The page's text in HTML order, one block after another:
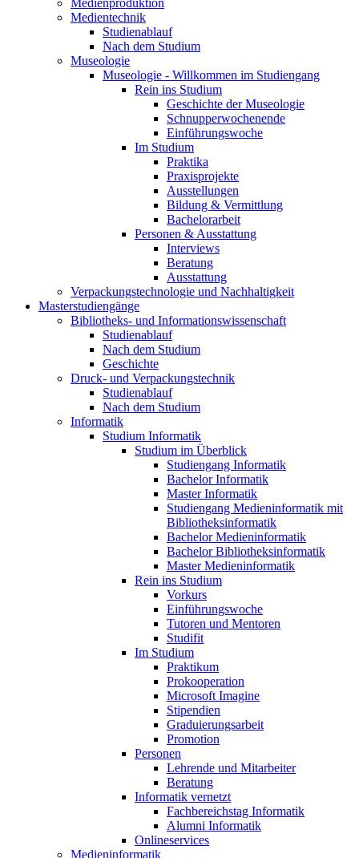
Medienproduktion
Medientechnik
Studienablauf
Nach dem Studium
Museologie
Museologie - Willkommen im Studiengang
Rein ins Studium
Geschichte der Museologie
Schnupperwochenende
Einführungswoche
Im Studium
Praktika
Praxisprojekte
Ausstellungen
Bildung & Vermittlung
Bachelorarbeit
Personen & Ausstattung
Interviews
Beratung
Ausstattung
Verpackungstechnologie und Nachhaltigkeit
Masterstudiengänge
Bibliotheks- und Informationswissenschaft
Studienablauf
Nach dem Studium
Geschichte
Druck- und Verpackungstechnik
Studienablauf
Nach dem Studium
Informatik
Studium Informatik
Studium im Überblick
Studiengang Informatik
Bachelor Informatik
Master Informatik
Studiengang Medieninformatik mit
Bibliotheksinformatik
Bachelor Medieninformatik
Bachelor Bibliotheksinformatik
Master Medieninformatik
Rein ins Studium
Vorkurs
Einführungswoche
Tutoren und Mentoren
Studifit
Im Studium
Praktikum
Prokooperation
Microsoft Imagine
Stipendien
Graduierungsarbeit
Promotion
Personen
Lehrende und Mitarbeiter
Beratung
Informatik vernetzt
Fachbereichstag Informatik
Alumni Informatik
Onlineservices
Medieninformatik